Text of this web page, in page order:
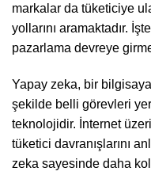
markalar da tüketiciye
yollarını aramaktadır.
pazarlama devreye
Yapay zeka, bir
şekilde belli görevleri
teknolojidir. İnternet
tüketici davranışlarını
zeka sayesinde daha